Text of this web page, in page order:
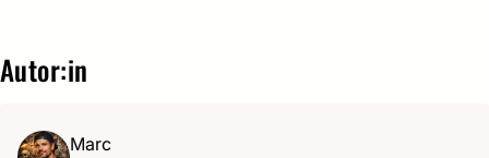
Autor:in
Marc